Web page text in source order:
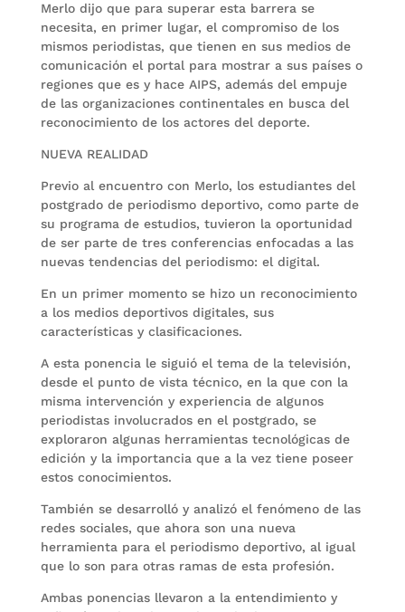
Merlo dijo que para superar esta barrera se
necesita, en primer lugar, el compromiso de los
mismos periodistas, que tienen en sus medios de
comunicación el portal para mostrar a sus países o
regiones que es y hace AIPS, además del empuje
de las organizaciones continentales en busca del
reconocimiento de los actores del deporte.
NUEVA REALIDAD
Previo al encuentro con Merlo, los estudiantes del
postgrado de periodismo deportivo, como parte de
su programa de estudios, tuvieron la oportunidad
de ser parte de tres conferencias enfocadas a las
nuevas tendencias del periodismo: el digital.
En un primer momento se hizo un reconocimiento
a los medios deportivos digitales, sus
características y clasificaciones.
A esta ponencia le siguió el tema de la televisión,
desde el punto de vista técnico, en la que con la
misma intervención y experiencia de algunos
periodistas involucrados en el postgrado, se
exploraron algunas herramientas tecnológicas de
edición y la importancia que a la vez tiene poseer
estos conocimientos.
También se desarrolló y analizó el fenómeno de las
redes sociales, que ahora son una nueva
herramienta para el periodismo deportivo, al igual
que lo son para otras ramas de esta profesión.
Ambas ponencias llevaron a la entendimiento y